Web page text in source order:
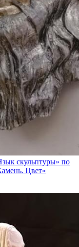
скульптуры» по
Цвет»